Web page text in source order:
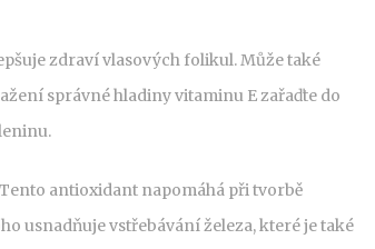
zdraví vlasových folikul. Může také
správné hladiny vitaminu E zařaďte do
antioxidant napomáhá při tvorbě
usnadňuje vstřebávání železa, které je také